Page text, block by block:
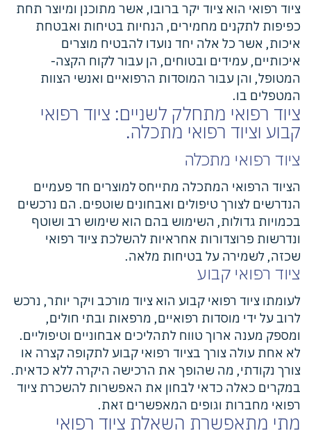
​ציוד רפואי הוא ציוד יקר ברובו, אשר מתוכנן ומיוצר תחת
כפיפות לתקנים מחמירים, הנחיות בטיחות ואבטחת
איכות, אשר כל אלה יחד נועדו להבטיח מוצרים
איכותיים, עמידים ובטוחים, הן עבור לקוח הקצה-
המטופל, והן עבור המוסדות הרפואיים ואנשי הצוות
המטפלים בו.
ציוד רפואי מתחלק לשניים: ציוד רפואי
קבוע וציוד רפואי מתכלה.
ציוד רפואי מתכלה
הציוד הרפואי המתכלה מתייחס למוצרים חד פעמיים
הנדרשים לצורך טיפולים ואבחונים שוטפים. הם נרכשים
בכמויות גדולות, השימוש בהם הוא שימוש רב ושוטף
ונדרשות פרוצדורות אחראיות להשלכת ציוד רפואי
שכזה, לשמירה על בטיחות מלאה.
ציוד רפואי קבוע
לעומתו ציוד רפואי קבוע הוא ציוד מורכב ויקר יותר, נרכש
לרוב על ידי מוסדות רפואיים, מרפאות ובתי חולים,
ומספק מענה ארוך טווח לתהליכים אבחוניים וטיפוליים.
לא אחת עולה צורך בציוד רפואי קבוע לתקופה קצרה או
צורך נקודתי, מה שהופך את הרכישה היקרה ללא כדאית.
במקרים כאלה כדאי לבחון את האפשרות להשכרת ציוד
רפואי מחברות וגופים המאפשרים זאת.
מתי מתאפשרת השאלת ציוד רפואי